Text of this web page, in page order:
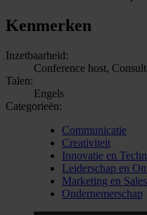
Kenmerken
Inzetbaarheid:
Conference host,
Talen:
Engels
Categorieën:
Communicatie
Creativiteit
Innovatie en
Leiderschap en
Marketing en Sales
Ondernemerschap